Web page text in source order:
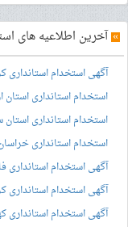
»آخرین اطلاعیه های
آگهی استخدام استانداری
استخدام استانداری استان
استخدام استانداری
استخدام استانداری
آگهی استخدام استانداری
آگهی استخدام استانداری
آگهی استخدام استانداری